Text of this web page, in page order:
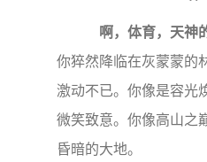
啊，体育，天神
你猝然降临在灰蒙蒙的
激动不已。你像是容光
微笑致意。你像高山之
昏暗的大地。